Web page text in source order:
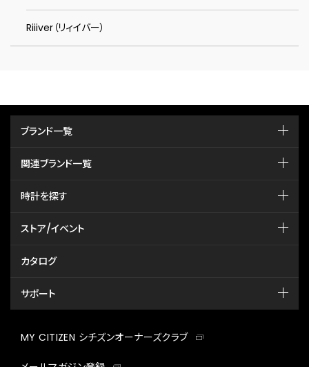
Riiiver（リィイバー）
ブランド一覧
関連ブランド一覧
時計を探す
ストア/イベント
カタログ
サポート
MY CITIZEN シチズンオーナーズクラブ